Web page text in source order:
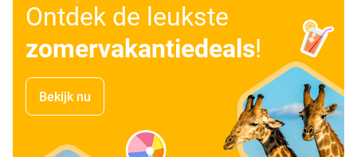
Ontdek de leukste
zomervakantiedeals!
Bekijk nu